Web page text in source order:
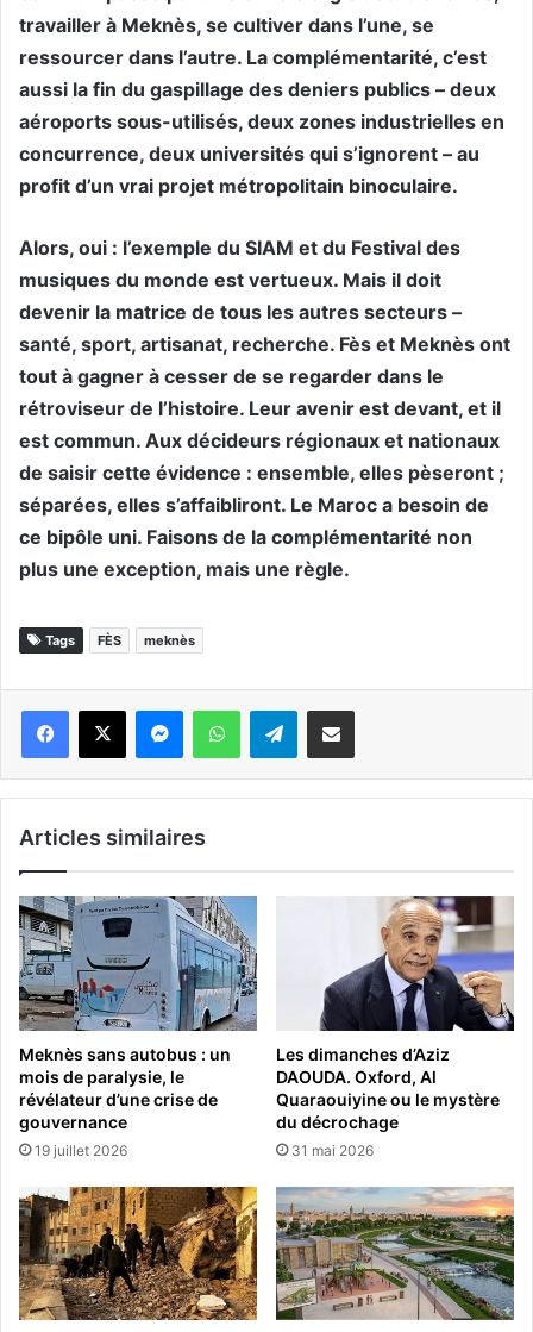
travailler à Meknès, se cultiver dans l’une, se
ressourcer dans l’autre. La complémentarité, c’est
aussi la fin du gaspillage des deniers publics – deux
aéroports sous-utilisés, deux zones industrielles en
concurrence, deux universités qui s’ignorent – au
profit d’un vrai projet métropolitain binoculaire.
Alors, oui : l’exemple du SIAM et du Festival des
musiques du monde est vertueux. Mais il doit
devenir la matrice de tous les autres secteurs –
santé, sport, artisanat, recherche. Fès et Meknès ont
tout à gagner à cesser de se regarder dans le
rétroviseur de l’histoire. Leur avenir est devant, et il
est commun. Aux décideurs régionaux et nationaux
de saisir cette évidence : ensemble, elles pèseront ;
séparées, elles s’affaibliront. Le Maroc a besoin de
ce bipôle uni. Faisons de la complémentarité non
plus une exception, mais une règle.
Tags FÈS meknès
WhatsApp Telegram
Articles similaires
Meknès sans autobus : un
mois de paralysie, le
révélateur d’une crise de
gouvernance
19 juillet 2026
Les dimanches d’Aziz
DAOUDA. Oxford, Al
Quaraouiyine ou le mystère
du décrochage
31 mai 2026